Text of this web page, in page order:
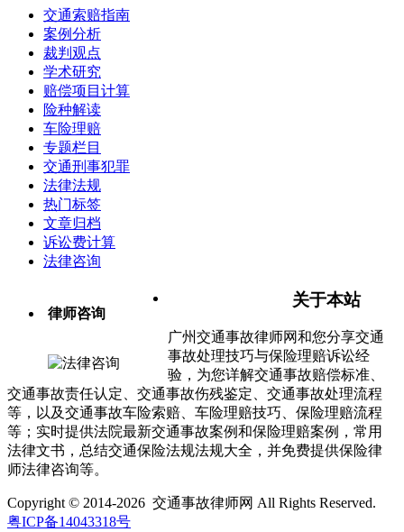
交通索赔指南
案例分析
裁判观点
学术研究
赔偿项目计算
险种解读
车险理赔
专题栏目
交通刑事犯罪
法律法规
热门标签
文章归档
诉讼费计算
法律咨询
律师咨询
关于本站
广州交通事故律师网和您分享交通
事故处理技巧与保险理赔诉讼经
验，为您详解交通事故赔偿标准、
交通事故责任认定、交通事故伤残鉴定、交通事故处理流程
等，以及交通事故车险索赔、车险理赔技巧、保险理赔流程
等；实时提供法院最新交通事故案例和保险理赔案例，常用
法律文书，总结交通保险法规法规大全，并免费提供保险律
师法律咨询等。
Copyright © 2014-2026 交通事故律师网 All Rights Reserved.
粤ICP备14043318号